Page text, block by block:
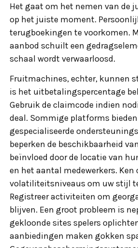
Het gaat om het nemen van de
op het juiste moment.
terugboekingen te voorkomen.
aanbod schuilt een
schaal wordt verwaarloosd.
Fruitmachines, echter, kunnen
is het uitbetalingspercentage
Gebruik de claimcode indien
deal. Sommige platforms
gespecialiseerde
beperken de beschikbaarheid
beïnvloed door de locatie van
en het aantal medewerkers. Ken
volatiliteitsniveaus om uw stijl
Registreer activiteiten om
blijven. Een groot probleem is
gekloonde sites spelers
aanbiedingen maken gokken